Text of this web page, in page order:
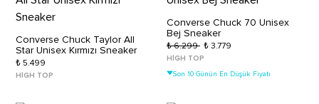
Converse Chuck Taylor All
Star Unisex Kırmızı Sneaker
₺ 5.499
HIGH TOP
Converse Chuck 70 Unisex
Bej Sneaker
₺ 6.299 ₺ 3.779
HIGH TOP
Son 10 Günün En Düşük Fiyatı